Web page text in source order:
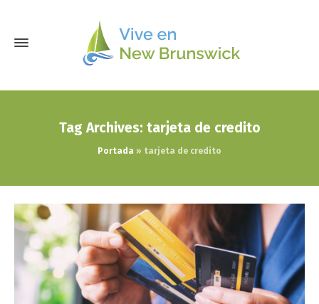
Tag Archives: tarjeta de credito
Portada » tarjeta de credito